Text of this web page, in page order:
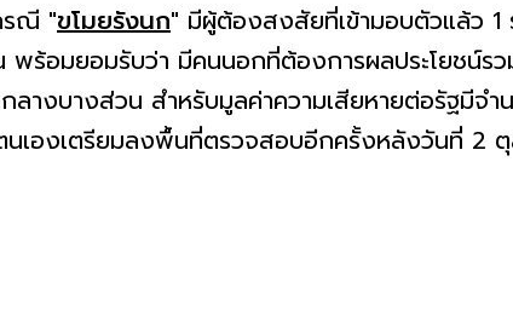
รณี "ขโมยรังนก" มีผู้ต้องสงสัยที่เข้ามอบตัวแล้ว
ร้อมยอมรับว่า มีคนนอกที่ต้องการผลประโยชน์ร
างบางส่วน สำหรับมูลค่าความเสียหายต่อรัฐมีจำ
นเองเตรียมลงพื้นที่ตรวจสอบอีกครั้งหลังวันที่ 2